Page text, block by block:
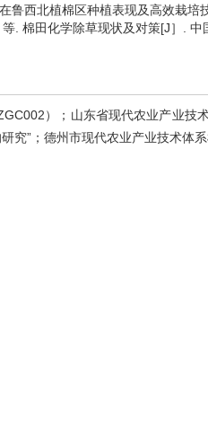
鲁西北植棉区种植表现及高效栽培
. 棉田化学除草现状及对策[J］.
）；山东省现代农业产业技
究”；德州市现代农业产业技术体